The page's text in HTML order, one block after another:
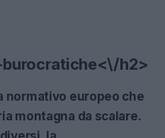
h2>
normativo europeo che
montagna da scalare.